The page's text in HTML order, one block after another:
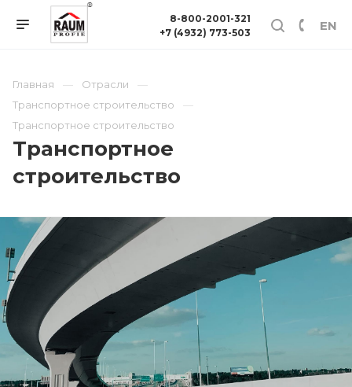
EN
8-800-2001-321
+7 (4932) 773-503
Главная
Отрасли
Транспортное строительство
Транспортное строительство
Транспортное
строительство